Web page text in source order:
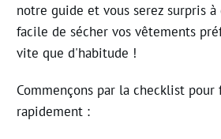
notre guide et vous serez surpris
facile de sécher vos vêtements
vite que d'habitude !
Commençons par la checklist
rapidement :